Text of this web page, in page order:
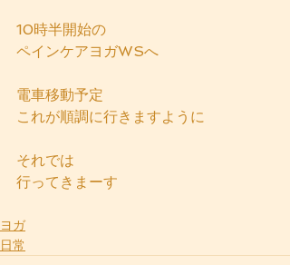
10時半開始の
ペインケアヨガWSへ
電車移動予定
これが順調に行きますように
それでは
行ってきまーす
ヨガ
日常